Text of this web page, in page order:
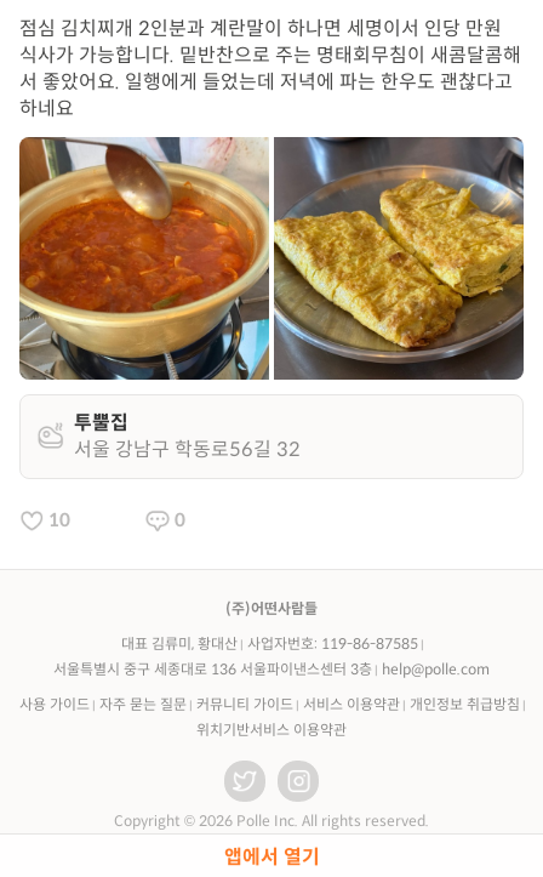
앱에서 열기
점심 김치찌개 2인분과 계란말이 하나면 세명이서 인당 만원
식사가 가능합니다. 밑반찬으로 주는 명태회무침이 새콤달콤해
서 좋았어요. 일행에게 들었는데 저녁에 파는 한우도 괜찮다고
하네요
투뿔집
서울 강남구 학동로56길 32
10 0
(주)어떤사람들
대표 김류미, 황대산
사업자번호: 119-86-87585
서울특별시 중구 세종대로 136 서울파이낸스센터 3층
help@polle.com
사용 가이드 자주 묻는 질문 커뮤니티 가이드 서비스 이용약관
개인정보 취급방침
위치기반서비스 이용약관
Copyright © 2026 Polle Inc. All rights reserved.